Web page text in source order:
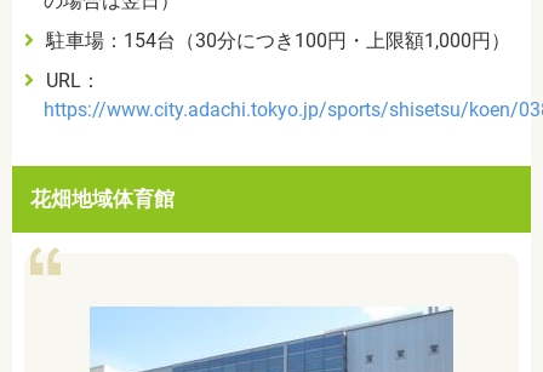
駐車場：154台（30分につき100円・上限額1,000円）
URL：
https://www.city.adachi.tokyo.jp/sports/shisetsu/koen/
花畑地域体育館